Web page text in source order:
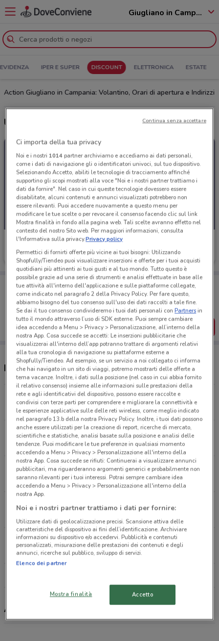
Giugliano in Campania - 80014
IPER E SUPER DISCOUNT ELETTRONICA ESTATE
Action Giugliano in Campania: Volantino, Orari di apertura e Indirizzi
Ultime offerte del volantino Action
Action
Scade martedì
Porta DoveConviene sempre con te!
Puoi trovare le migliori offerte dei negozi vicino a te,
salvarle e creare la tua lista del risparmio, comodamente
dal tuo cellulare.
SCARICA L’APP
Negozi Action a Giugliano in Campania
Via Appia Sud snc Sant'antimo
2.3 km
CHIUSO
Via Atellana 65 Arzano
5.2 km
CHIUSO
Corso Giuseppe Garibaldi 190 Grumo Nevano
5.5 km
CHIUSO
Viale salvo d'Acquisto San Marcellino
Via Roberto Bracco 7 Casavatore
7.9 km
CHIUSO
Action, offerte e negozi
Ci importa della tua privacy
Noi e i nostri 1014partner archiviamo e accediamo ai dati personali,
come i dati di navigazione gli o identificatori univoci, sul tuo dispositivo.
Selezionando Accetto, abiliti le tecnologie di tracciamento affinché
supportino gli scopi mostrati alla voce "Noi e i nostri partner trattiamo i
dati da fornire". Nel caso in cui queste tecnologie dovessero essere
disabilitate, alcuni contenuti e annunci visualizzati potrebbero non
essere rilevanti. Puoi accedere nuovamente a questo menu per
modificare le tue scelte o per revocare il consenso facendo clic sul link
Mostra finalità in fondo alla pagina web. Tali scelte avranno effetto nel
contesto del nostro Sito web. Per maggiori informazioni, consulta
l'Informativa sulla privacy.Privacy policy
Permettici di fornirti offerte più vicine ai tuoi bisogni: Utilizzando
Shopfully/Tiendeo puoi visualizzare inserzioni e offerte per i tuoi acquisti
quotidiani più attinenti ai tuoi gusti e al tuo mondo. Tutto questo è
possibile grazie ad una serie di strumenti e analisi effettuate in base alle
tue attività all'interno dell'applicazione e sulle piattaforme collegate,
come indicato nel paragrafo 2 della Privacy Policy. Per fare questo,
abbiamo bisogno del tuo consenso sull'uso dei dati raccolti a tale fine.
Se dai il tuo consenso condivideremo i tuoi dati personali conPartnersin
tutto il mondo attraverso l’uso di SDK esterne. Puoi sempre cambiare
idea accedendo a Menu > Privacy > Personalizzazione, all’interno della
nostra App. Cosa succede se accetti: Le inserzioni pubblicitarie che
visualizzerai all'interno dell’app potranno trattare di argomenti relativi
alla tua cronologia di navigazione su piattaforme esterne a
Shopfully/Tiendeo. Ad esempio, se un servizio a noi collegato ci informa
che hai navigato in un sito di viaggi, potremo mostrarti delle offerte a
tema vacanze. Inoltre, i dati sulla posizione (nel caso in cui abbia fornito
il relativo consenso) insieme alle informazioni sulle prestazioni della
rete e agli identificativi del dispositivo, possono essere raccolte e
condivisi con terze parti per comprendere e migliorare la connettività e
le esperienze applicative sulle delle reti wireless, come meglio indicato
nel paragrafo 13.b della nostra Privacy Policy. Inoltre, i tuoi dati possono
anche essere utilizzati per la creazione di report, ricerche di mercato,
scientifiche e statistiche, analisi basate sulla posizione e analisi delle
tendenze. Puoi modificare le tue preferenze in qualsiasi momento
accedendo a Menu > Privacy > Personalizzazione all'interno della
nostra App. Cosa succede se rifiuti: Continuerai a visualizzare annunci
pubblicitari, ma riguarderanno argomenti generici e probabilmente non
saranno rilevanti per i tuoi interessi. Potrai sempre cambiare idea
accedendo a Menu > Privacy > Personalizzazione all'interno della
nostra App.
Noi e i nostri partner trattiamo i dati per fornire:
Utilizzare dati di geolocalizzazione precisi. Scansione attiva delle
caratteristiche del dispositivo ai fini dell’identificazione. Archiviare
informazioni su dispositivo e/o accedervi. Pubblicità e contenuti
personalizzati, misurazione delle prestazioni dei contenuti e degli
annunci, ricerche sul pubblico, sviluppo di servizi.
Elenco dei partner
Mostra finalità Accetto
Continua senza accettare